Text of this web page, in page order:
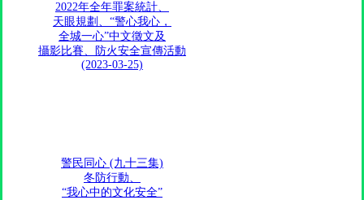
2022年全年罪案統計、
天眼規劃、“警心我心，
全城一心”中文徵文及
攝影比賽、防火安全宣傳活動
(2023-03-25)
警民同心 (九十三集)
冬防行動、
“我心中的文化安全”